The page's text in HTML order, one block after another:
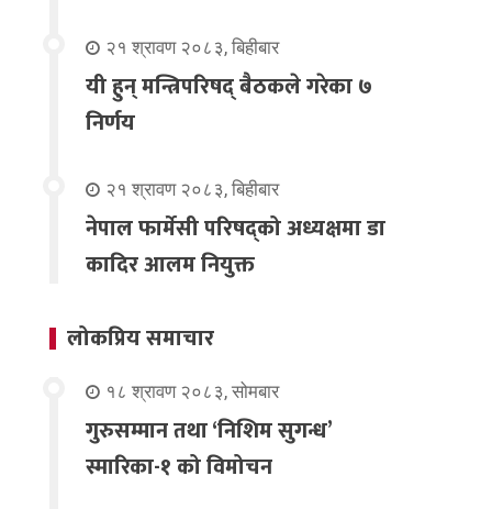
२१ श्रावण २०८३, बिहीबार
यी हुन् मन्त्रिपरिषद् बैठकले गरेका ७
निर्णय
२१ श्रावण २०८३, बिहीबार
नेपाल फार्मेसी परिषद्को अध्यक्षमा डा
कादिर आलम नियुक्त
लोकप्रिय समाचार
१८ श्रावण २०८३, सोमबार
गुरुसम्मान तथा ‘निशिम सुगन्ध’
स्मारिका-१ को विमोचन